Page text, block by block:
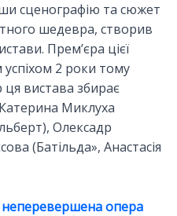
сценографію та сюжет
шедевра, створив
Прем’єра цієї
2 роки тому
вистава збирає
Миклуха
Олексадр
(Батільда», Анастасія
неперевершена опера